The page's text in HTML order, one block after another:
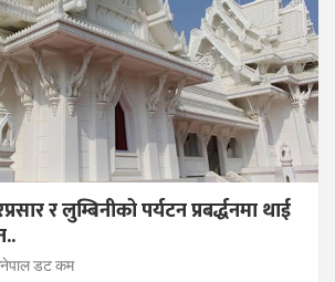
र लुम्बिनीको पर्यटन प्रबर्द्धनमा थाई
डट कम